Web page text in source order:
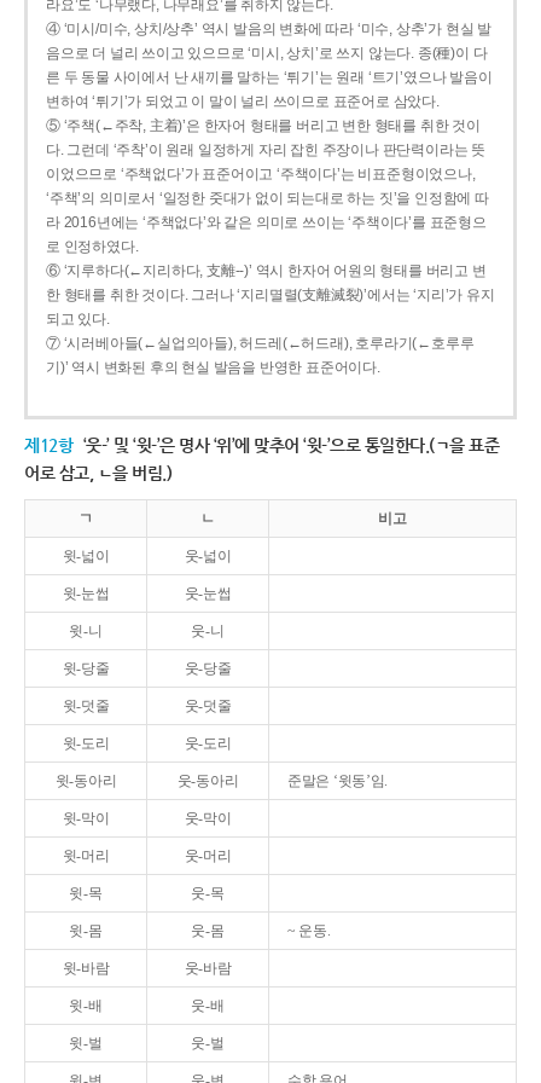
라요’도 ‘나무랬다, 나무래요’를 취하지 않는다.
④ ‘미시/미수, 상치/상추’ 역시 발음의 변화에 따라 ‘미수, 상추’가 현실 발
음으로 더 널리 쓰이고 있으므로 ‘미시, 상치’로 쓰지 않는다. 종(種)이 다
른 두 동물 사이에서 난 새끼를 말하는 ‘튀기’는 원래 ‘트기’였으나 발음이
변하여 ‘튀기’가 되었고 이 말이 널리 쓰이므로 표준어로 삼았다.
⑤ ‘주책(←주착, 主着)’은 한자어 형태를 버리고 변한 형태를 취한 것이
다. 그런데 ‘주착’이 원래 일정하게 자리 잡힌 주장이나 판단력이라는 뜻
이었으므로 ‘주책없다’가 표준어이고 ‘주책이다’는 비표준형이었으나,
‘주책’의 의미로서 ‘일정한 줏대가 없이 되는대로 하는 짓’을 인정함에 따
라 2016년에는 ‘주책없다’와 같은 의미로 쓰이는 ‘주책이다’를 표준형으
로 인정하였다.
⑥ ‘지루하다(←지리하다, 支離--)’ 역시 한자어 어원의 형태를 버리고 변
한 형태를 취한 것이다. 그러나 ‘지리멸렬(支離滅裂)’에서는 ‘지리’가 유지
되고 있다.
⑦ ‘시러베아들(←실업의아들), 허드레(←허드래), 호루라기(←호루루
기)’ 역시 변화된 후의 현실 발음을 반영한 표준어이다.
제12항 ‘웃-’ 및 ‘윗-’은 명사 ‘위’에 맞추어 ‘윗-’으로 통일한다.(ㄱ을 표준
어로 삼고, ㄴ을 버림.)
ㄱ ㄴ 비고
윗-넓이 웃-넓이
윗-눈썹 웃-눈썹
윗-니 웃-니
윗-당줄 웃-당줄
윗-덧줄 웃-덧줄
윗-도리 웃-도리
윗-동아리 웃-동아리 준말은 ‘윗동’임.
윗-막이 웃-막이
윗-머리 웃-머리
윗-목 웃-목
윗-몸 웃-몸 ~ 운동.
윗-바람 웃-바람
윗-배 웃-배
윗-벌 웃-벌